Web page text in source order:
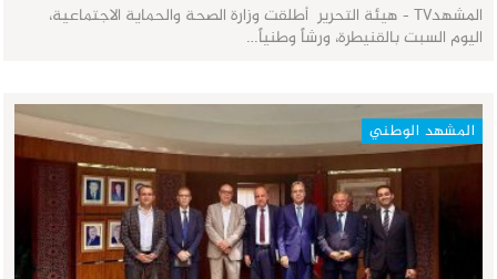
المشهدTV - هيئة التحرير أطلقت وزارة الصحة والحماية الاجتماعية،
اليوم السبت بالقنيطرة، ورشاً وطنياً…
المشهد الوطني